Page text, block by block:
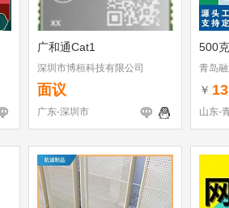
广和通Cat1
深圳市博桓科技有限公司
面议
广东-深圳市
500
青岛
￥
山东-